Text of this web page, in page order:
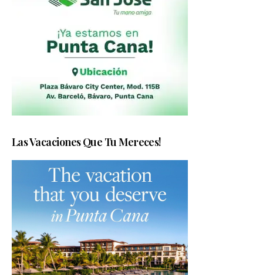
Las Vacaciones Que Tu Mereces!